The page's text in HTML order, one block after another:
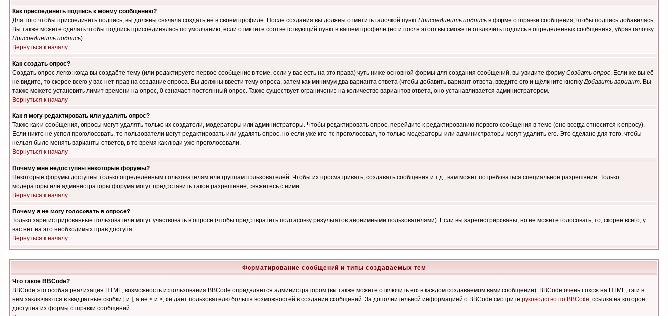
Как присоединить подпись к моему сообщению?
Для того чтобы присоединить подпись, вы должны сначала создать её в своем профиле. После создания вы должны отметить галочкой пункт Присоединить подпись в форме отправки сообщения, чтобы подпись добавилась.
Вы также можете сделать чтобы подпись присоединялась по умолчанию, если отметите соответствующий пункт в вашем профиле (но и после этого вы сможете отключить подпись в определенных сообщениях, убрав галочку
Присоединить подпись)
Вернуться к началу
Как создать опрос?
Создать опрос легко: когда вы создаёте тему (или редактируете первое сообщение в теме, если у вас есть на это права) чуть ниже основной формы для создания сообщений, вы увидите форму Создать опрос. Если же вы её
не видите, то скорее всего у вас нет прав на создание опроса. Вы должны ввести тему опроса, затем как минимум два варианта ответа (чтобы добавить вариант ответа, введите его и щёлкните кнопкуДобавить вариант. Вы
также можете установить лимит времени на опрос, 0 означает постоянный опрос. Также существует ограничение на количество вариантов ответа, оно устанавливается администратором.
Вернуться к началу
Как я могу редактировать или удалить опрос?
Также как и сообщения, опросы могут удалять только их создатели, модераторы или администраторы. Чтобы редактировать опрос, перейдите к редактированию первого сообщения в теме (оно всегда относится к опросу).
Если никто не успел проголосовать, то пользователи могут редактировать или удалять опрос, но если уже кто-то проголосовал, то только модераторы или администраторы могут удалить его. Это сделано для того, чтобы
нельзя было менять варианты ответов, в то время как люди уже проголосовали.
Вернуться к началу
Почему мне недоступны некоторые форумы?
Некоторые форумы доступны только определённым пользователям или группам пользователей. Чтобы их просматривать, создавать сообщения и т.д., вам может потребоваться специальное разрешение. Только
модераторы или администраторы форума могут предоставить такое разрешение, свяжитесь с ними.
Вернуться к началу
Почему я не могу голосовать в опросе?
Только зарегистрированные пользователи могут участвовать в опросе (чтобы предотвратить подтасовку результатов анонимными пользователями). Если вы зарегистрированы, но не можете голосовать, то, скорее всего, у
вас нет на это необходимых прав доступа.
Вернуться к началу
Форматирование сообщений и типы создаваемых тем
Что такое BBCode?
BBCode это особая реализация HTML, возможность использования BBCode определяется администратором (вы также можете отключить его в каждом создаваемом вами сообщении). BBCode очень похож на HTML, тэги в
нём заключаются в квадратные скобки [ и ], а не < и >, он даёт пользователю больше возможностей в создании сообщений. За дополнительной информацией о BBCode смотрите руководство по BBCode, ссылка на которое
доступна из формы отправки сообщений.